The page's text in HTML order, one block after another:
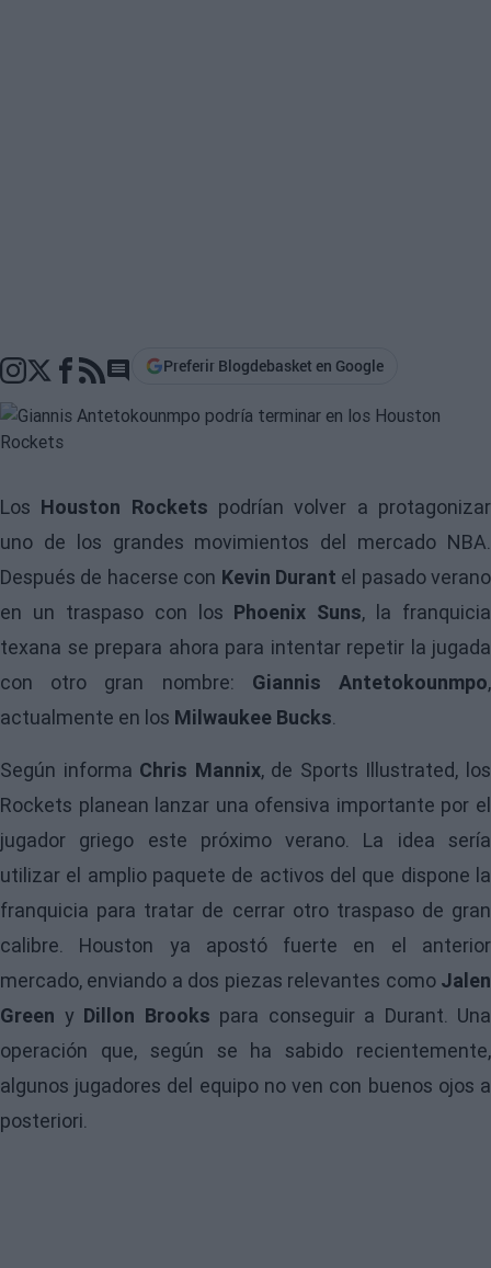
Go to comments section
Preferir Blogdebasket en Google
Los Houston Rockets podrían volver a protagonizar
uno de los grandes movimientos del mercado NBA.
Después de hacerse con Kevin Durant el pasado verano
en un traspaso con los Phoenix Suns, la franquicia
texana se prepara ahora para intentar repetir la jugada
con otro gran nombre: Giannis Antetokounmpo,
actualmente en los Milwaukee Bucks.
Según informa Chris Mannix, de Sports Illustrated, los
Rockets planean lanzar una ofensiva importante por el
jugador griego este próximo verano. La idea sería
utilizar el amplio paquete de activos del que dispone la
franquicia para tratar de cerrar otro traspaso de gran
calibre. Houston ya apostó fuerte en el anterior
mercado, enviando a dos piezas relevantes como Jalen
Green y Dillon Brooks para conseguir a Durant. Una
operación que, según se ha sabido recientemente,
algunos jugadores del equipo no ven con buenos ojos a
posteriori.